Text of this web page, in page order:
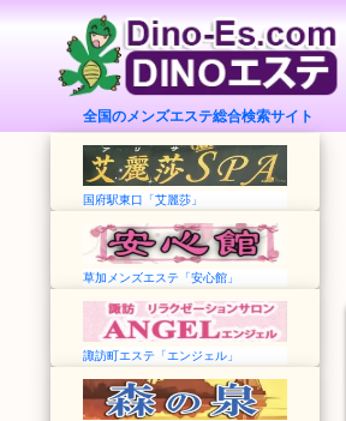
全国のメンズエステ総合検索サイト
国府駅東口「艾麗莎」
草加メンズエステ「安心館」
諏訪町エステ「エンジェル」